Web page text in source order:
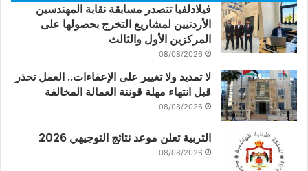
فيلادلفيا تتصدر مسابقة نقابة المهندسين
الأردنيين لمشاريع التخرج بحصولها على
المركزين الأول والثالث
08/08/2026
لا تمديد ولا تغيير على الإعفاءات.. العمل تحذر
قبل انتهاء مهلة قوننة العمالة المخالفة
08/08/2026
التربية تعلن موعد نتائج التوجيهي 2026
08/08/2026